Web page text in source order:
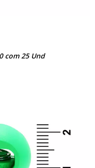
com 25 Und